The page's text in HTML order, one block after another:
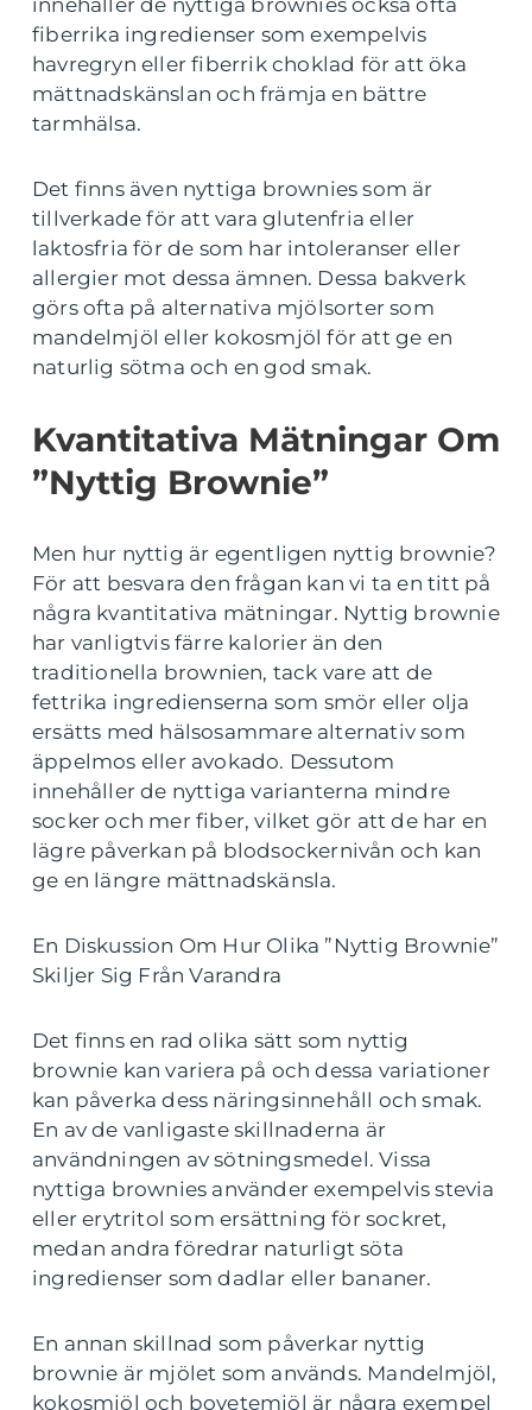
innehåller de nyttiga brownies också ofta
fiberrika ingredienser som exempelvis
havregryn eller fiberrik choklad för att öka
mättnadskänslan och främja en bättre
tarmhälsa.
Det finns även nyttiga brownies som är
tillverkade för att vara glutenfria eller
laktosfria för de som har intoleranser eller
allergier mot dessa ämnen. Dessa bakverk
görs ofta på alternativa mjölsorter som
mandelmjöl eller kokosmjöl för att ge en
naturlig sötma och en god smak.
Kvantitativa Mätningar Om
”Nyttig Brownie”
Men hur nyttig är egentligen nyttig brownie?
För att besvara den frågan kan vi ta en titt på
några kvantitativa mätningar. Nyttig brownie
har vanligtvis färre kalorier än den
traditionella brownien, tack vare att de
fettrika ingredienserna som smör eller olja
ersätts med hälsosammare alternativ som
äppelmos eller avokado. Dessutom
innehåller de nyttiga varianterna mindre
socker och mer fiber, vilket gör att de har en
lägre påverkan på blodsockernivån och kan
ge en längre mättnadskänsla.
En Diskussion Om Hur Olika ”Nyttig Brownie”
Skiljer Sig Från Varandra
Det finns en rad olika sätt som nyttig
brownie kan variera på och dessa variationer
kan påverka dess näringsinnehåll och smak.
En av de vanligaste skillnaderna är
användningen av sötningsmedel. Vissa
nyttiga brownies använder exempelvis stevia
eller erytritol som ersättning för sockret,
medan andra föredrar naturligt söta
ingredienser som dadlar eller bananer.
En annan skillnad som påverkar nyttig
brownie är mjölet som används. Mandelmjöl,
kokosmjöl och bovetemjöl är några exempel